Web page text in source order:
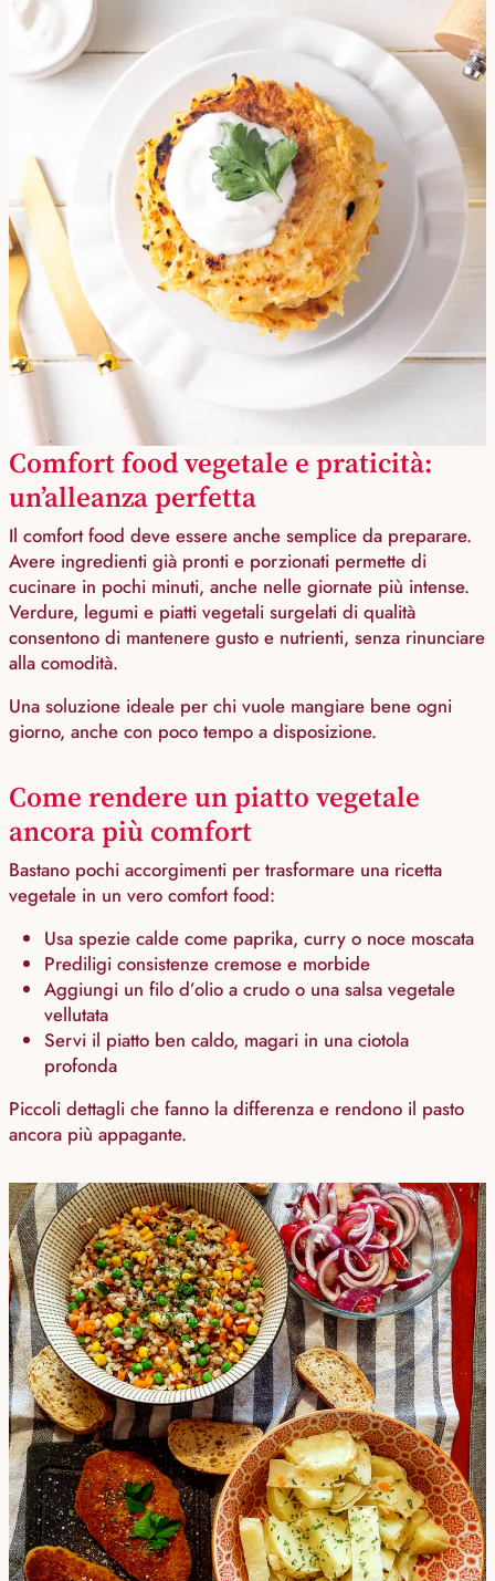
Comfort food vegetale e praticità:
un’alleanza perfetta
Il comfort food deve essere anche semplice da preparare.
Avere ingredienti già pronti e porzionati permette di
cucinare in pochi minuti, anche nelle giornate più intense.
Verdure, legumi e piatti vegetali surgelati di qualità
consentono di mantenere gusto e nutrienti, senza rinunciare
alla comodità.
Una soluzione ideale per chi vuole mangiare bene ogni
giorno, anche con poco tempo a disposizione.
Come rendere un piatto vegetale
ancora più comfort
Bastano pochi accorgimenti per trasformare una ricetta
vegetale in un vero comfort food:
Usa spezie calde come paprika, curry o noce moscata
Prediligi consistenze cremose e morbide
Aggiungi un filo d’olio a crudo o una salsa vegetale
vellutata
Servi il piatto ben caldo, magari in una ciotola
profonda
Piccoli dettagli che fanno la differenza e rendono il pasto
ancora più appagante.